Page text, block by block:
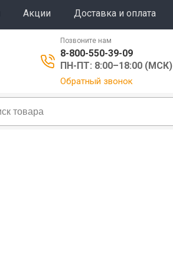
Акции Доставка и оплата
Позвоните нам
8-800-550-39-09
ПН-ПТ: 8:00–18:00 (МСК)
Обратный звонок